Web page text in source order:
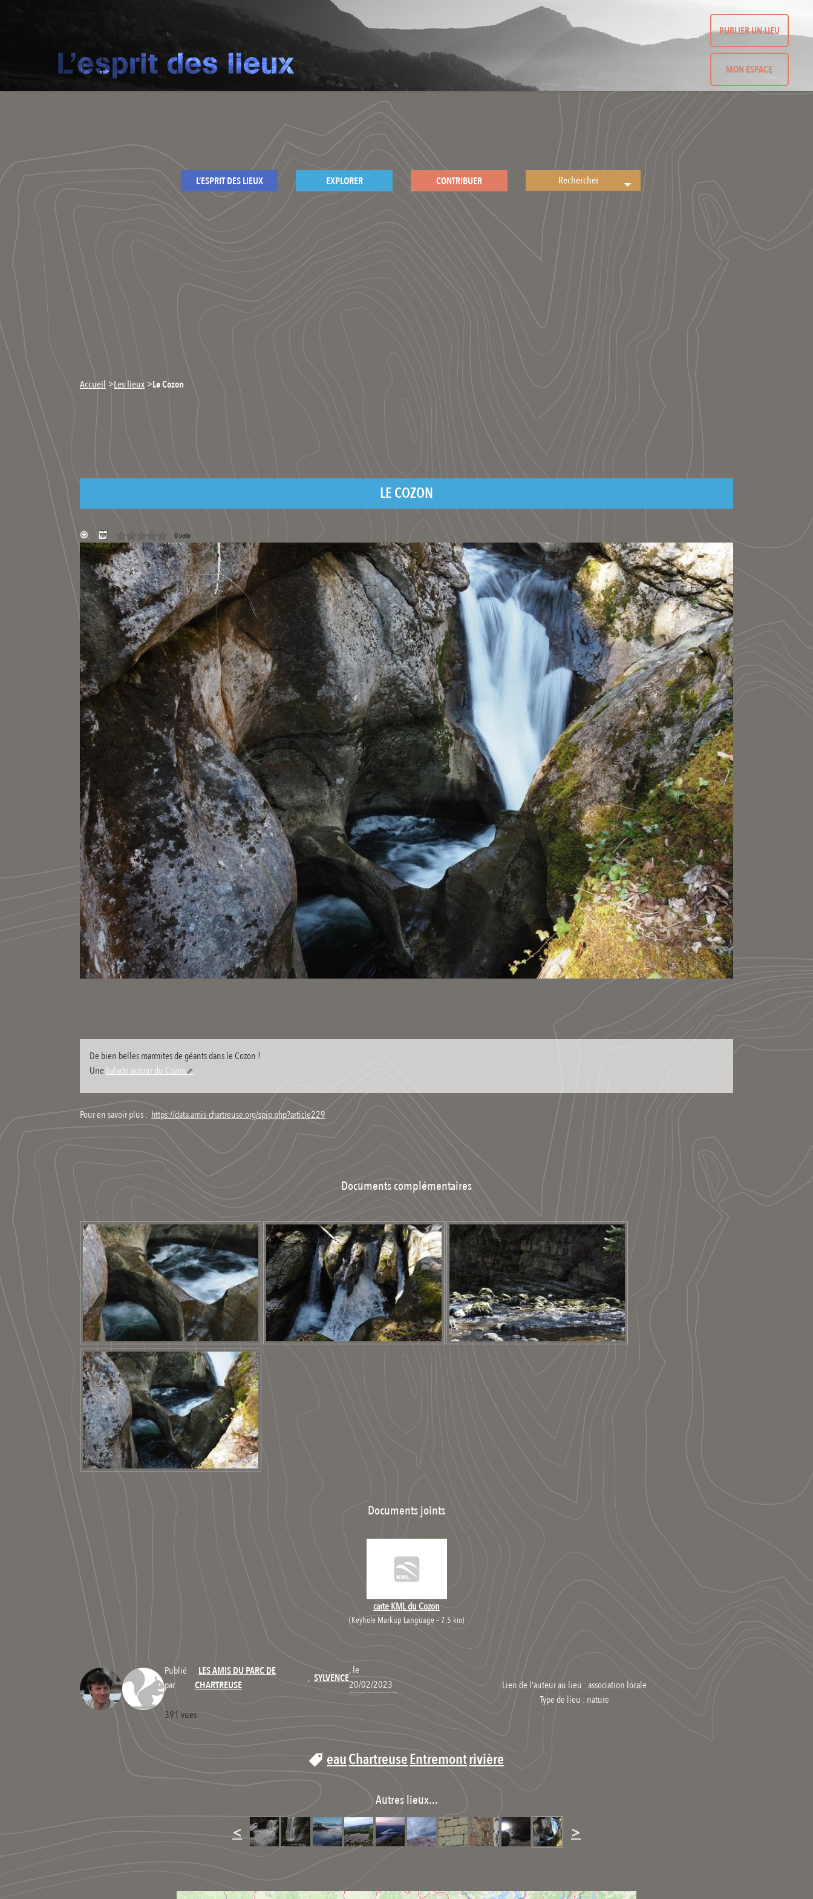
PUBLIER UN LIEU
MON ESPACE
L’ESPRIT DES LIEUX EXPLORER CONTRIBUER
Accueil >Les lieux>Le Cozon
LE COZON
0 vote
De bien belles marmites de géants dans le Cozon !
Une balade autour du Cozon
Pour en savoir plus : https://data.amis-chartreuse.org/spip.php?article229
Documents complémentaires
Documents joints
carte KML du Cozon
(Keyhole Markup Language – 7.5 kio)
Publié
par
LES AMIS DU PARC DE
CHARTREUSE
, SYLVENCE
, le
20/02/2023
391 vues
Lien de l'auteur au lieu : association locale
Type de lieu : nature
eauChartreuseEntremontrivière
Autres lieux...
< >